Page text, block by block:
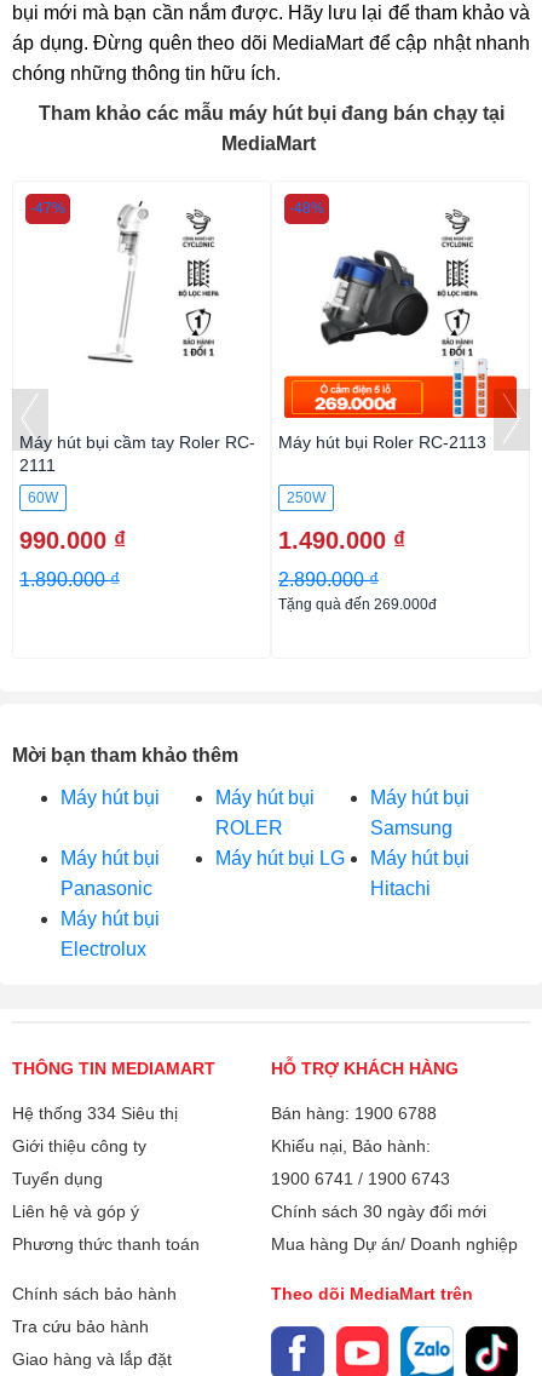
bụi mới mà bạn cần nắm được. Hãy lưu lại để tham khảo và
áp dụng. Đừng quên theo dõi MediaMart để cập nhật nhanh
chóng những thông tin hữu ích.
Tham khảo các mẫu máy hút bụi đang bán chạy tại
MediaMart
Máy hút bụi cầm tay Roler RC-
2111
60W
990.000 ₫
1.890.000 ₫
-47%
Máy hút bụi Roler RC-2113
250W
1.490.000 ₫
2.890.000 ₫
-48%
Tặng quà đến 269.000đ
Mời bạn tham khảo thêm
Máy hút bụi
Máy hút bụi
ROLER
Máy hút bụi
Samsung
Máy hút bụi
Panasonic
Máy hút bụi LG
Máy hút bụi
Hitachi
Máy hút bụi
Electrolux
THÔNG TIN MEDIAMART
Hệ thống 334 Siêu thị
Giới thiệu công ty
Tuyển dụng
Liên hệ và góp ý
Phương thức thanh toán
HỖ TRỢ KHÁCH HÀNG
Bán hàng: 1900 6788
Khiếu nại, Bảo hành:
1900 6741 / 1900 6743
Chính sách 30 ngày đổi mới
Mua hàng Dự án/ Doanh nghiệp
Chính sách bảo hành
Tra cứu bảo hành
Giao hàng và lắp đặt
Theo dõi MediaMart trên